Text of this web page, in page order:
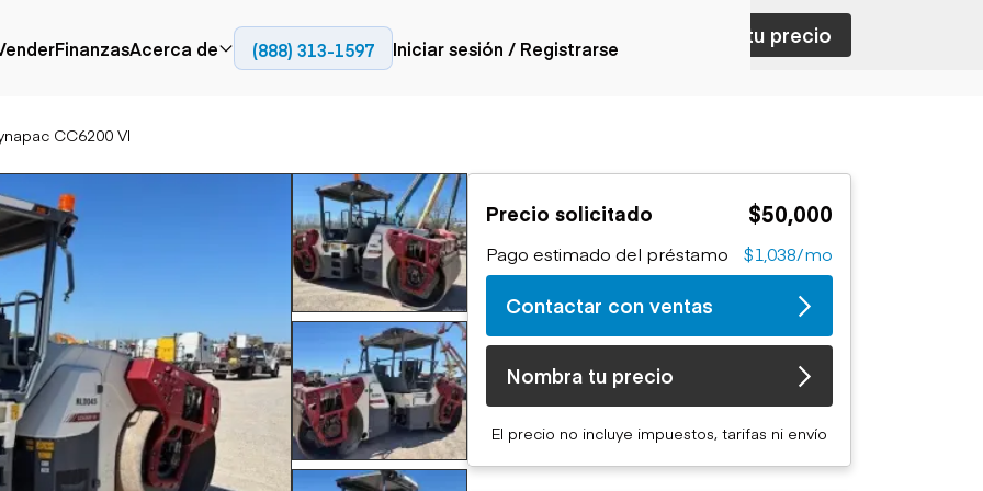
Aérea
Camiones con
plataforma
Grúas
Carretillas elevadoras
Ascensores
Manipuladores
telescópicos
Movimiento de
tierra
Retroexcavadoras
Topadoras
Cargadoras compactas
Fresadoras en frío
Compactadores
Adoquines
Recuperadores de
carreteras
Generación de
energía
Generadores
Camiones articulados
Camiones con
plataforma
Camiones volquetes
Camiones de
transporte
Camiones fuera de
carretera
Camiones de servicio
Camiones especiales
Camiones con
remolque cisterna
FinanzasAcerca de
(888) 313-1597 Iniciar sesión / Registrarse
CC6200 VI
Contactar con ventas Nombra tu precio
Precio solicitado $50,000
Pago estimado del préstamo $1,038/mo
Contactar con ventas
Nombra tu precio
El precio no incluye impuestos, tarifas ni envío